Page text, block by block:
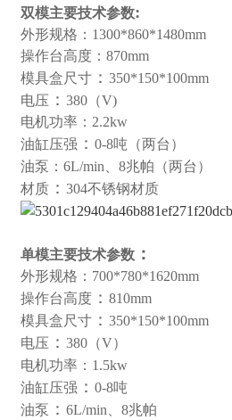
双模主要技术参数:
外形规格： 1300*860*1480mm
操作台高度： 870mm
模具盒尺寸： 350*150*100mm
电压 ： 380（V)
电机功率： 2.2kw
油缸压强 ： 0-8吨（两台）
油泵： 6L/min、8兆帕（两台）
材质： 304不锈钢材质
单模主要技术参数：
外形规格： 700*780*1620mm
操作台高度： 810mm
模具盒尺寸： 350*150*100mm
电压 ： 380（V）
电机功率： 1.5kw
油缸压强 ： 0-8吨
油泵 ： 6L/min、8兆帕